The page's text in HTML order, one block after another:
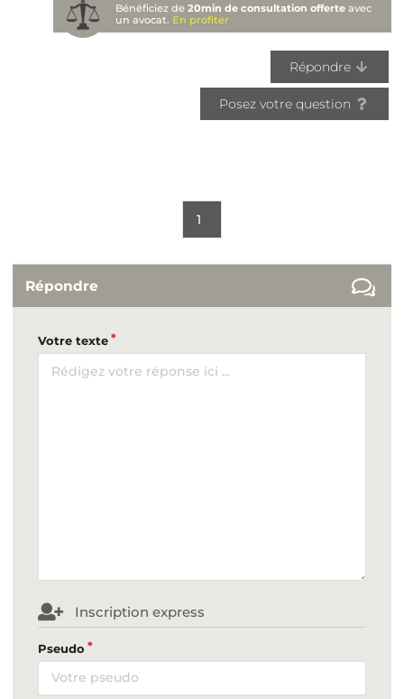
Bénéficiez de20min de consultation offerte avec
un avocat. En profiter
Répondre
Posez votre question
1
Répondre
Votre texte
Inscription express
Pseudo